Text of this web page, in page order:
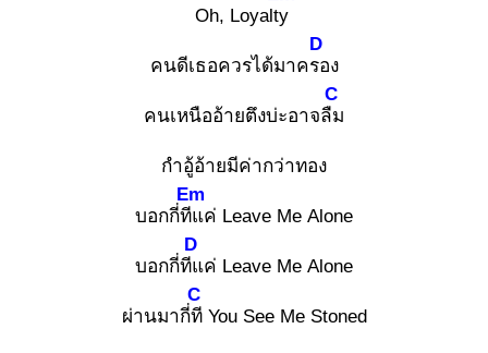
Oh, Loyalty
คนดีเธอควรได้มาครอ
D
ง
คนเหนืออ้ายตึงบ่ะอาจลืม
C
กำอู้อ้ายมีค่ากว่าทอง
บอกกี่ทีแ
Em
ค่ Leave Me Alone
บอกกี่ทีแ
D
ค่ Leave Me Alone
ผ่านมากี่ที
C
You See Me Stoned